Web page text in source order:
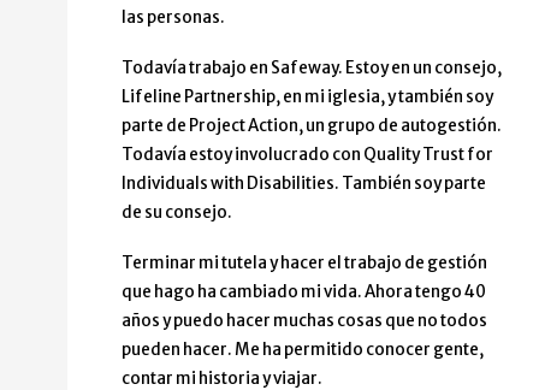
las personas.
Todavía trabajo en Safeway. Estoy en un consejo,
Lifeline Partnership, en mi iglesia, y también soy
parte de Project Action, un grupo de autogestión.
Todavía estoy involucrado con Quality Trust for
Individuals with Disabilities. También soy parte
de su consejo.
Terminar mi tutela y hacer el trabajo de gestión
que hago ha cambiado mi vida. Ahora tengo 40
años y puedo hacer muchas cosas que no todos
pueden hacer. Me ha permitido conocer gente,
contar mi historia y viajar.